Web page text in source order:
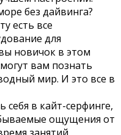
без дайвинга?
есть все
для
новичок в этом
вам познать
мир. И это все в
в кайт-серфинге,
ощущения от